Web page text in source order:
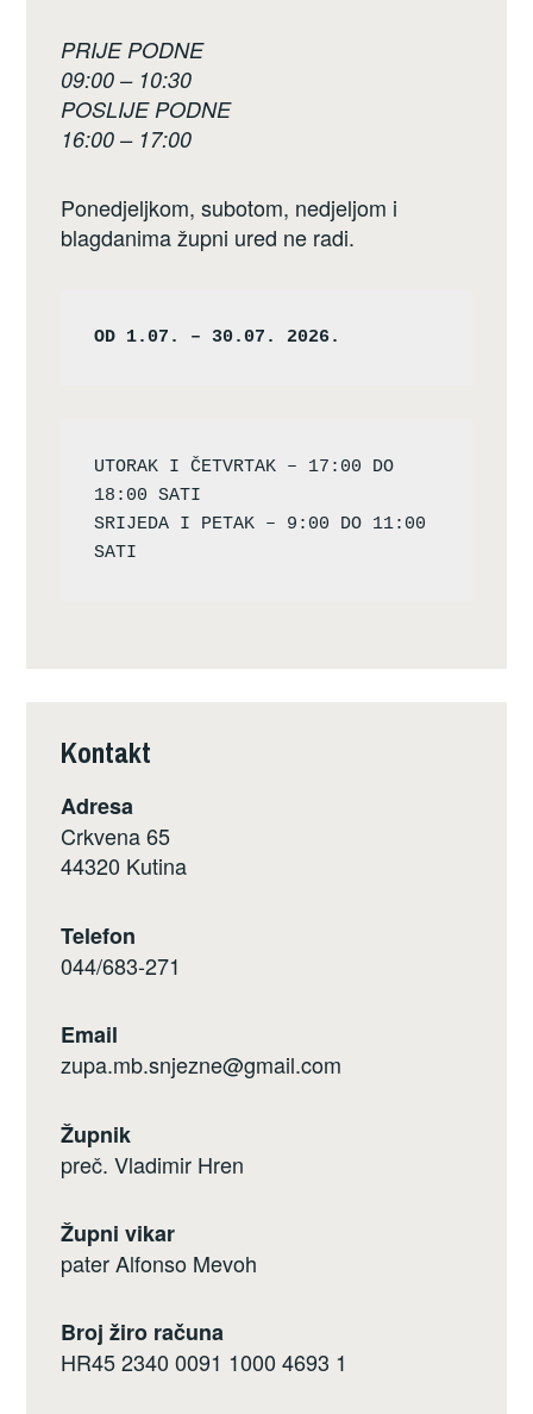
PRIJE PODNE
09:00 – 10:30
POSLIJE PODNE
16:00 – 17:00
Ponedjeljkom, subotom, nedjeljom i
blagdanima župni ured ne radi.
OD 1.07. – 30.07. 2026.
UTORAK I ČETVRTAK – 17:00 DO
18:00 SATI
SRIJEDA I PETAK – 9:00 DO 11:00
Kontakt
Adresa
Crkvena 65
44320 Kutina
Telefon
044/683-271
Email
zupa.mb.snjezne@gmail.com
Župnik
preč. Vladimir Hren
Župni vikar
pater Alfonso Mevoh
Broj žiro računa
HR45 2340 0091 1000 4693 1